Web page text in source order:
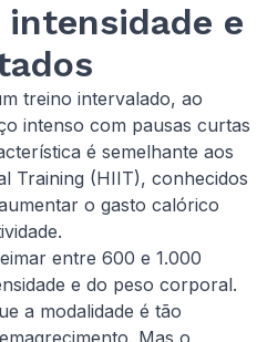
e
treino intervalado, ao
intenso com pausas curtas
é semelhante aos
Training (HIIT), conhecidos
o gasto calórico
entre 600 e 1.000
e do peso corporal.
a modalidade é tão
Mas o